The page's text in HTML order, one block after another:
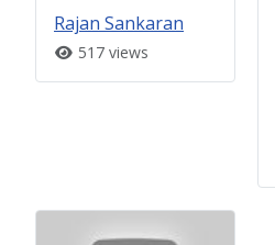
Rajan Sankaran
517 views